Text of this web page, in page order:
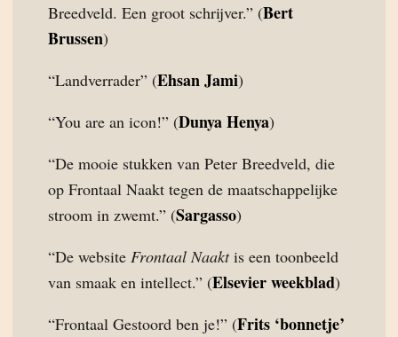
Breedveld. Een groot schrijver.” (Bert
Brussen)
“Landverrader” (Ehsan Jami)
“You are an icon!” (Dunya Henya)
“De mooie stukken van Peter Breedveld, die
op Frontaal Naakt tegen de maatschappelijke
stroom in zwemt.” (Sargasso)
“De website Frontaal Naaktis een toonbeeld
van smaak en intellect.” (Elsevier weekblad)
“Frontaal Gestoord ben je!” (Frits ‘bonnetje’